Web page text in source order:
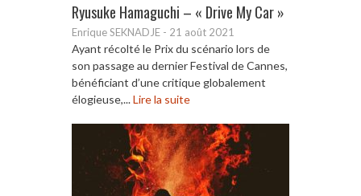
Ryusuke Hamaguchi – « Drive My Car »
Enrique SEKNADJE - 21 août 2021
Ayant récolté le Prix du scénario lors de
son passage au dernier Festival de Cannes,
bénéficiant d’une critique globalement
élogieuse,...Lire la suite